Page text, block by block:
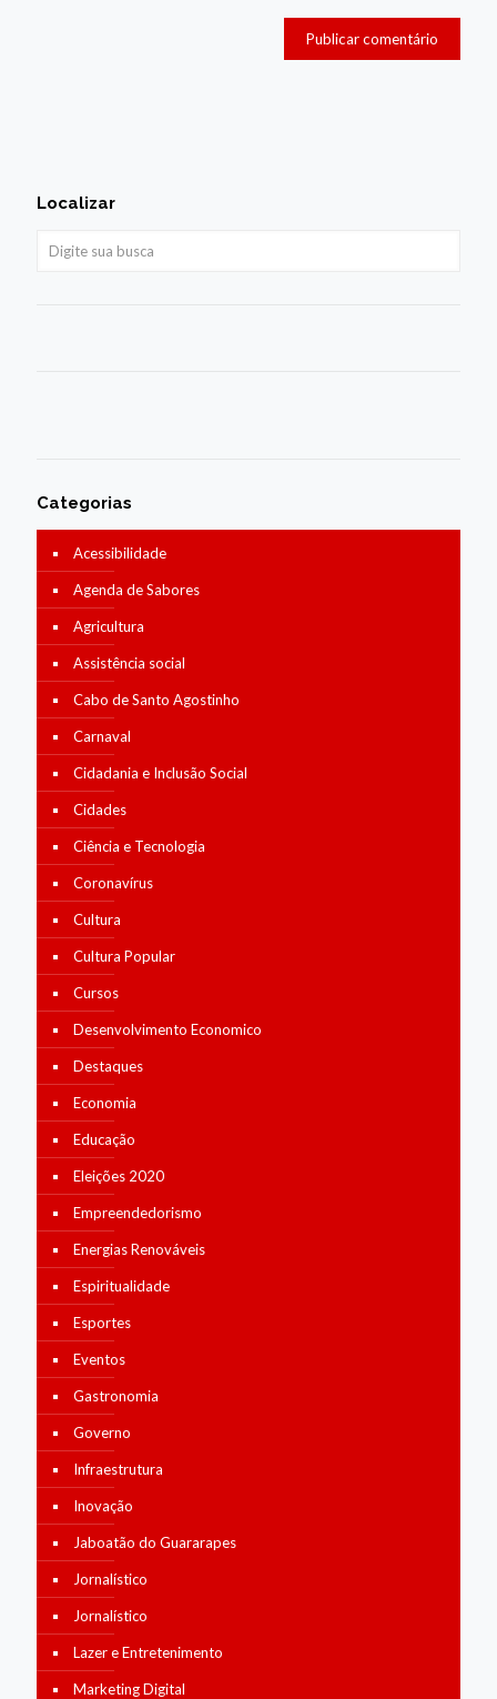
Localizar
Categorias
Acessibilidade
Agenda de Sabores
Agricultura
Assistência social
Cabo de Santo Agostinho
Carnaval
Cidadania e Inclusão Social
Cidades
Ciência e Tecnologia
Coronavírus
Cultura
Cultura Popular
Cursos
Desenvolvimento Economico
Destaques
Economia
Educação
Eleições 2020
Empreendedorismo
Energias Renováveis
Espiritualidade
Esportes
Eventos
Gastronomia
Governo
Infraestrutura
Inovação
Jaboatão do Guararapes
Jornalístico
Jornalístico
Lazer e Entretenimento
Marketing Digital